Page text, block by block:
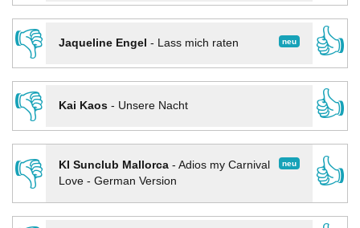
👎
neu
Jaqueline Engel - Lass mich raten
👍
👎
Kai Kaos- Unsere Nacht
👍
👎
neu
KI Sunclub Mallorca- Adios my Carnival
Love - German Version
👍